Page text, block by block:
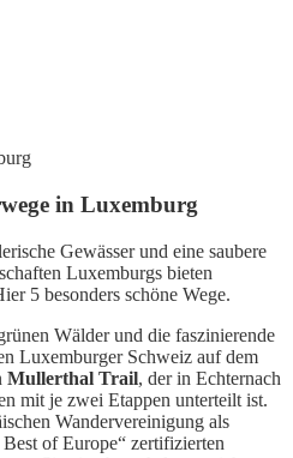
in Luxemburg
Gewässer und eine saubere
Luxemburgs bieten
5 besonders schöne Wege.
Wälder und die faszinierende
Luxemburger Schweiz auf dem
Mullerthal Trail, der in Echternach
mit je zwei Etappen unterteilt ist.
Wandervereinigung als
of Europe“ zertifizierten